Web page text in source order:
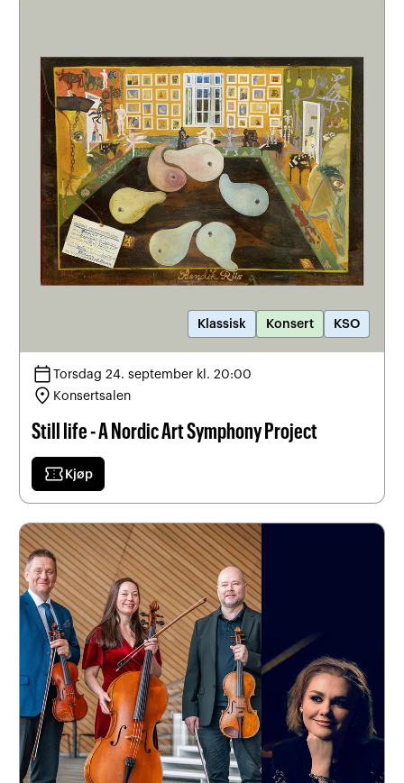
Klassisk Konsert KSO
calendar_today Torsdag 24. september kl. 20:00
location_on Konsertsalen
Still life - A Nordic Art Symphony Project
confirmation_number Kjøp